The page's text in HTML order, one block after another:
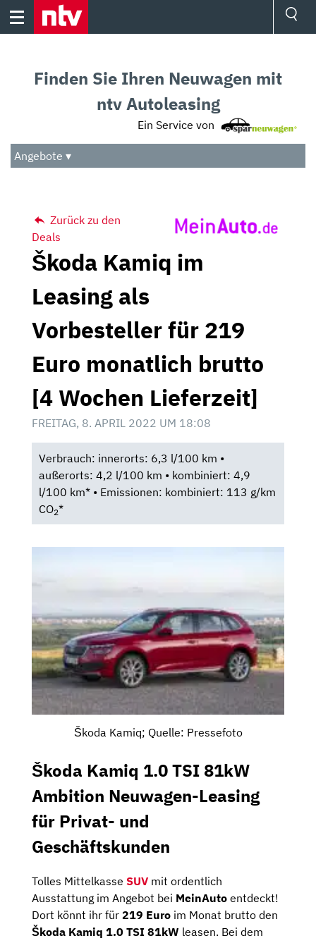
Skip
Audio
Das Beste
Finden Sie Ihren Neuwagen mit
ntv Autoleasing
Ein Service von
Angebote ▾
Zurück zu den
Deals
Škoda Kamiq im
Leasing als
Vorbesteller für 219
Euro monatlich brutto
[4 Wochen Lieferzeit]
FREITAG, 8. APRIL 2022 UM 18:08
Verbrauch: innerorts: 6,3 l/100 km •
außerorts: 4,2 l/100 km • kombiniert: 4,9
l/100 km* • Emissionen: kombiniert: 113 g/km
CO2*
Škoda Kamiq; Quelle: Pressefoto
Škoda Kamiq 1.0 TSI 81kW
Ambition Neuwagen-Leasing
für Privat- und
Geschäftskunden
Tolles Mittelkasse SUV mit ordentlich
Ausstattung im Angebot bei MeinAuto entdeckt!
Dort könnt ihr für 219 Euro im Monat brutto den
Škoda Kamiq 1.0 TSI 81kW leasen. Bei dem